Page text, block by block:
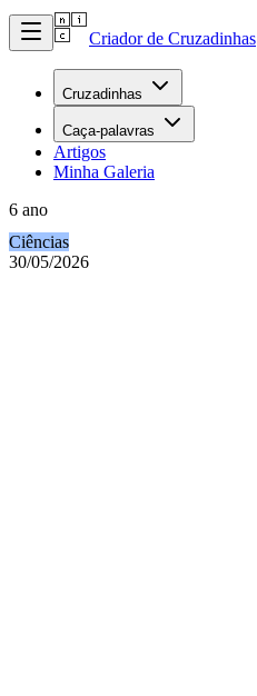
Criador de Cruzadinhas
Cruzadinhas
Caça-palavras
Artigos
Minha Galeria
6 ano
Ciências
30/05/2026